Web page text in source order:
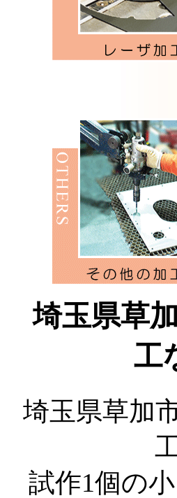
埼玉県草
工
埼玉県草加
試作1個の